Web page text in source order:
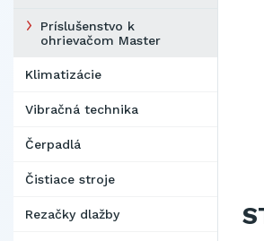
Príslušenstvo k
ohrievačom Master
Klimatizácie
Vibračná technika
Čerpadlá
Čistiace stroje
Rezačky dlažby